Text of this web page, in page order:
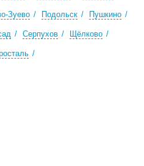
Зуево Подольск Пушкино
Серпухов Щёлково